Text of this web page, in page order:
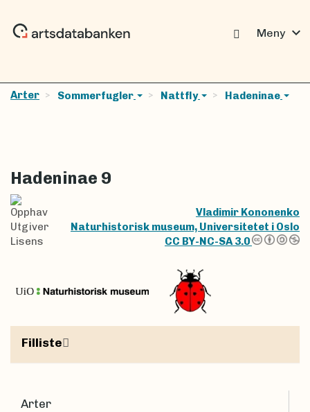
Meny expand_more
Arter Sommerfugler Nattfly Hadeninae
Hadeninae 9
Opphav
Vladimir Kononenko
Utgiver
Naturhistorisk museum, Universitetet i Oslo
Lisens
CC BY-NC-SA 3.0
Filliste
Arter